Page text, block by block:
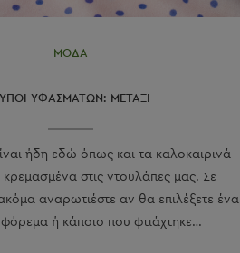
ΜΟΔΑ
ΥΦΑΣΜΑΤΩΝ: ΜΕΤΑΞΙ
ήδη εδώ όπως και τα καλοκαιρινά
στις ντουλάπες μας. Σε
αναρωτιέστε αν θα επιλέξετε ένα
ή κάποιο που φτιάχτηκε…